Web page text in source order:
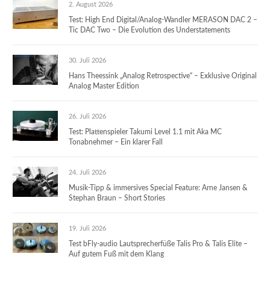
2. August 2026
Test: High End Digital/Analog-Wandler MERASON DAC 2 –
Tic DAC Two – Die Evolution des Understatements
30. Juli 2026
Hans Theessink „Analog Retrospective“ – Exklusive Original
Analog Master Edition
26. Juli 2026
Test: Plattenspieler Takumi Level 1.1 mit Aka MC
Tonabnehmer – Ein klarer Fall
24. Juli 2026
Musik-Tipp & immersives Special Feature: Arne Jansen &
Stephan Braun – Short Stories
19. Juli 2026
Test bFly-audio Lautsprecherfüße Talis Pro & Talis Elite –
Auf gutem Fuß mit dem Klang